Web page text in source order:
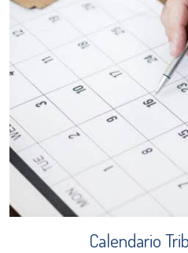
Calendario